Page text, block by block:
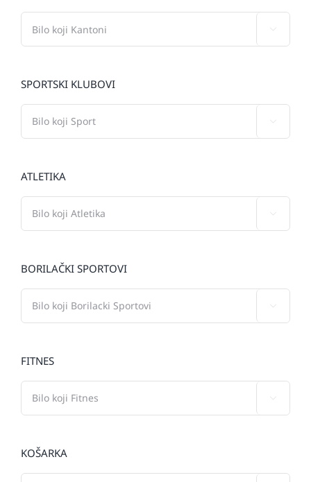
SPORTSKI KLUBOVI
ATLETIKA
BORILAČKI SPORTOVI
FITNES
KOŠARKA